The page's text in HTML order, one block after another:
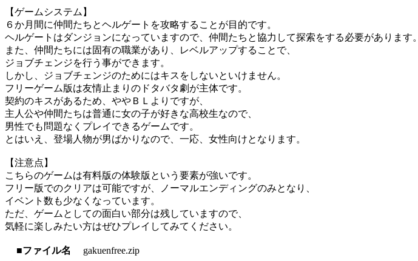
【ゲームシステム】
６か月間に仲間たちとヘルゲートを攻略することが目的です。
ヘルゲートはダンジョンになっていますので、仲間たちと協力して探索をする必要があります。
また、仲間たちには固有の職業があり、レベルアップすることで、
ジョブチェンジを行う事ができます。
しかし、ジョブチェンジのためにはキスをしないといけません。
フリーゲーム版は友情止まりのドタバタ劇が主体です。
契約のキスがあるため、ややＢＬよりですが、
主人公や仲間たちは普通に女の子が好きな高校生なので、
男性でも問題なくプレイできるゲームです。
とはいえ、登場人物が男ばかりなので、一応、女性向けとなります。
【注意点】
こちらのゲームは有料版の体験版という要素が強いです。
フリー版でのクリアは可能ですが、ノーマルエンディングのみとなり、
イベント数も少なくなっています。
ただ、ゲームとしての面白い部分は残していますので、
気軽に楽しみたい方はぜひプレイしてみてください。
■ファイル名
gakuenfree.zip